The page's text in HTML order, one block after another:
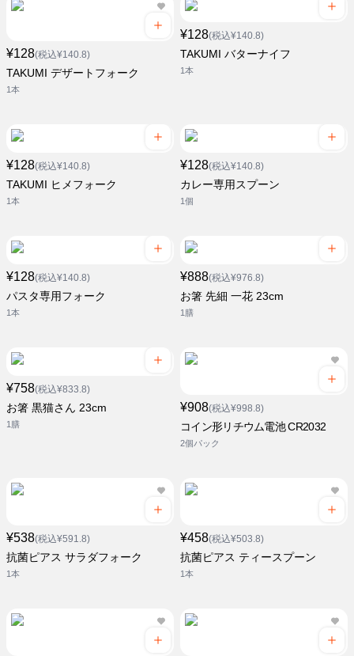
¥128(税込¥140.8)
TAKUMI デザートフォーク
1本
¥128(税込¥140.8)
TAKUMI バターナイフ
1本
¥128(税込¥140.8)
TAKUMI ヒメフォーク
1本
¥128(税込¥140.8)
カレー専用スプーン
1個
¥128(税込¥140.8)
パスタ専用フォーク
1本
¥888(税込¥976.8)
お箸 先細 一花 23cm
1膳
¥758(税込¥833.8)
お箸 黒猫さん 23cm
1膳
¥908(税込¥998.8)
コイン形リチウム電池 CR2032
2個パック
¥538(税込¥591.8)
抗菌ピアス サラダフォーク
1本
¥458(税込¥503.8)
抗菌ピアス ティースプーン
1本